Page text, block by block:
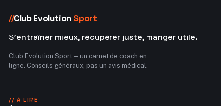
//Club Evolution Sport
S'entraîner mieux, récupérer juste, manger utile.
Club Evolution Sport — un carnet de coach en
ligne. Conseils généraux, pas un avis médical.
// À LIRE